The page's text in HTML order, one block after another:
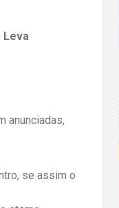
Leva
anunciadas,
se assim o